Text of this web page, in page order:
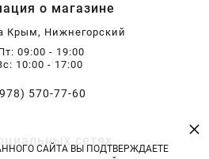
о магазине
Крым, Нижнегорский
09:00 - 19:00
10:00 - 17:00
570-77-60
сетях
САЙТА ВЫ ПОДТВЕРЖДАЕТЕ
×